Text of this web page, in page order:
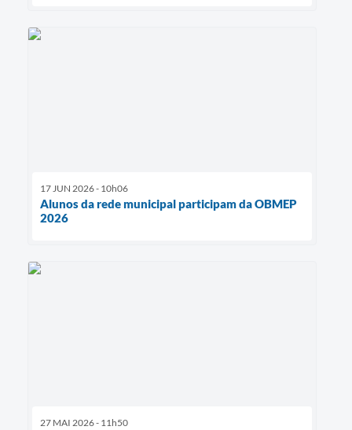
17 JUN 2026 - 10h06
Alunos da rede municipal participam da OBMEP
2026
27 MAI 2026 - 11h50